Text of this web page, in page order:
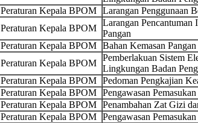
Peraturan Kepala BPOM Larangan Penggunaan
Peraturan Kepala BPOM
Larangan Pencantuman
Pangan
Peraturan Kepala BPOM Bahan Kemasan Pangan
Peraturan Kepala BPOM
Pemberlakuan Sistem
Lingkungan Badan
Peraturan Kepala BPOM
Pedoman Pengkajian
Peraturan Kepala BPOM Pengawasan
Peraturan Kepala BPOM Penambahan Zat Gizi
Peraturan Kepala BPOM Pengawasan